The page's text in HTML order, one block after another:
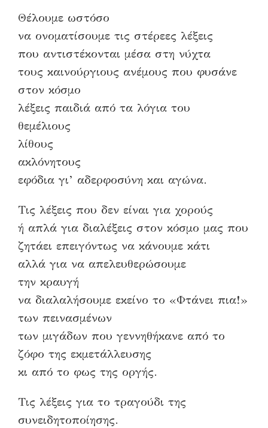
Θέλουμε ωστόσο
να ονοματίσουμε τις στέρεες λέξεις
που αντιστέκονται μέσα στη νύχτα
τους καινούργιους ανέμους που φυσάνε
στον κόσμο
λέξεις παιδιά από τα λόγια του
θεμέλιους
λίθους
ακλόνητους
εφόδια γι’ αδερφοσύνη και αγώνα.
Τις λέξεις που δεν είναι για χορούς
ή απλά για διαλέξεις στον κόσμο μας που
ζητάει επειγόντως να κάνουμε κάτι
αλλά για να απελευθερώσουμε
την κραυγή
να διαλαλήσουμε εκείνο το «Φτάνει πια!»
των πεινασμένων
των μιγάδων που γεννηθήκανε από το
ζόφο της εκμετάλλευσης
κι από το φως της οργής.
Τις λέξεις για το τραγούδι της
συνειδητοποίησης.